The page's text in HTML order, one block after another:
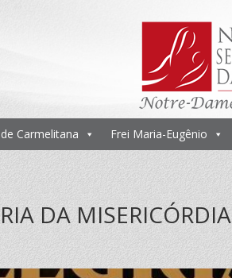
Carmelitana Frei Maria-Eugênio
DA MISERICÓRDIA